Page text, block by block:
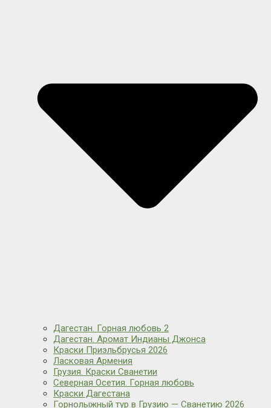
Дагестан. Горная любовь 2
Дагестан. Аромат Индианы Джонса
Краски Приэльбрусья 2026
Ласковая Армения
Грузия. Краски Сванетии
Северная Осетия. Горная любовь
Краски Дагестана
Горнолыжный тур в Грузию — Сванетию 2026